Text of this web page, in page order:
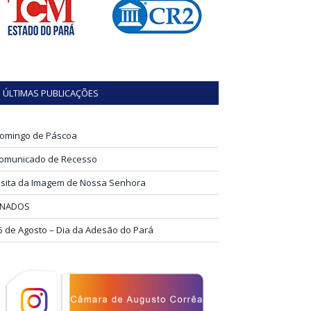
ÚLTIMAS PUBLICAÇÕES
de Páscoa
de Recesso
da Imagem de Nossa Senhora
de Agosto – Dia da Adesão do Pará